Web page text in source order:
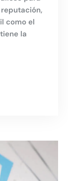
como el
la